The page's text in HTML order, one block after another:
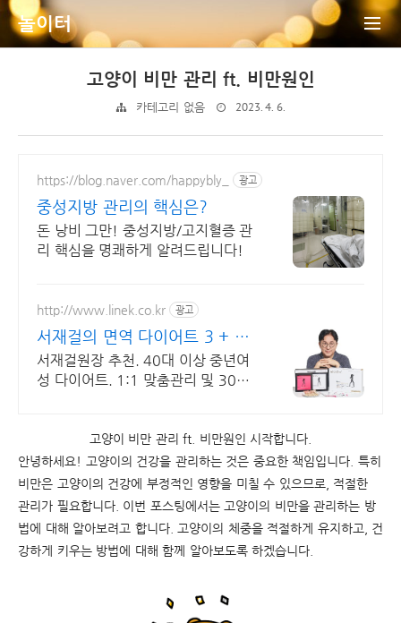
놀이터
고양이 비만 관리 ft. 비만원인
카테고리 없음 2023. 4. 6.
https://blog.naver.com/happybly_ 광고
중성지방 관리의 핵심은?
돈 낭비 그만! 중성지방/고지혈증 관
리 핵심을 명쾌하게 알려드립니다!
http://www.linek.co.kr 광고
서재걸의 면역 다이어트 3 + 1
추가증정 이벤트
서재걸원장 추천. 40대 이상 중년여
성 다이어트. 1:1 맞춤관리 및 30%
고양이 비만 관리 ft. 비만원인 시작합니다.
안녕하세요 ! 고양이의 건강을 관리하는 것은 중요한 책임입니다 특히
비만은 고양이의 건강에 부정적인 영향을 미칠 수 있으므로
적절한
관리가 필요합니다. 이번 포스팅에서는 고양이의 비만을 관리하는 방
법에
대해 알아보려고 합니다. 고양이의 체중을 적절하게 유지하고
건
강하게
키우는 방법에 대해 함께 알아보도록 하겠습니다